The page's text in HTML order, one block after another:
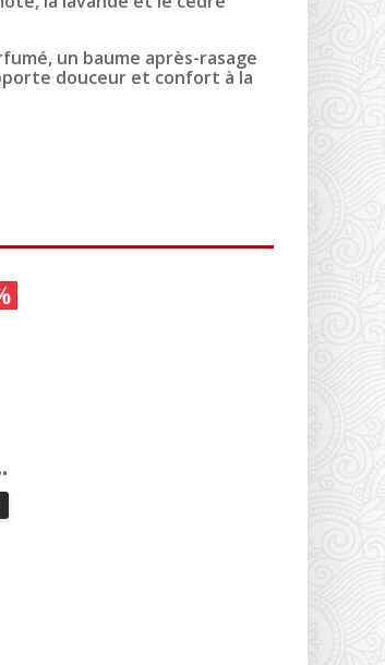
un baume après-rasage
douceur et confort à la